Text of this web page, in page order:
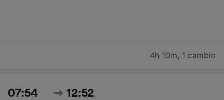
4h 10m, 1 cambio
07:54 12:52